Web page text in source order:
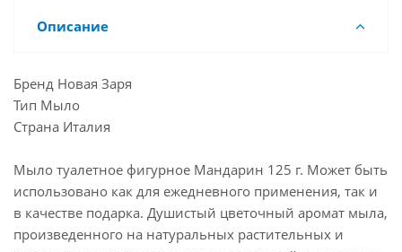
Описание
Бренд Новая Заря
Тип Мыло
Страна Италия
Мыло туалетное фигурное Мандарин 125 г. Может быть
использовано как для ежедневного применения, так и
в качестве подарка. Душистый цветочный аромат мыла,
произведенного на натуральных растительных и